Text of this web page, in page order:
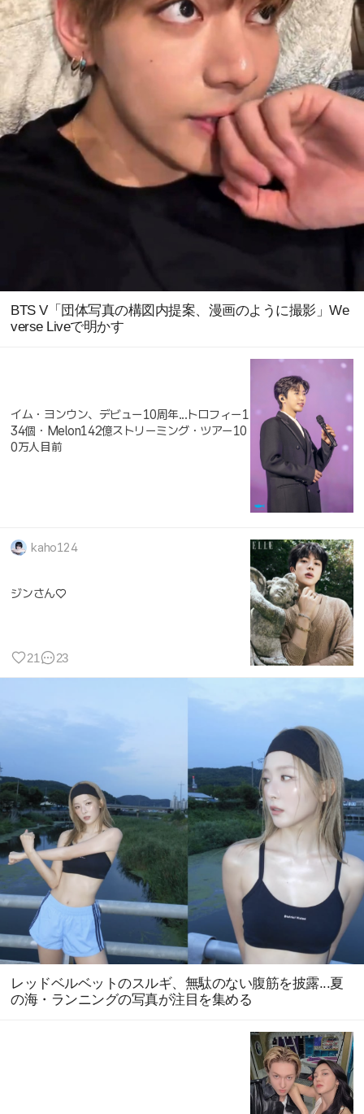
BTS V「団体写真の構図内提案、漫画のように撮影」We
verse Liveで明かす
イム・ヨンウン、デビュー10周年...トロフィー1
34個・Melon142億ストリーミング・ツアー10
0万人目前
kaho124
ジンさん♡
21 23
レッドベルベットのスルギ、無駄のない腹筋を披露...夏
の海・ランニングの写真が注目を集める